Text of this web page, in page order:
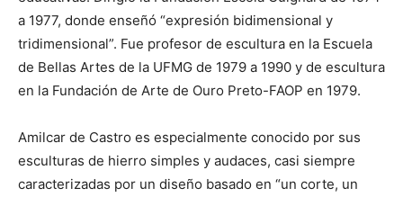
a 1977, donde enseñó “expresión bidimensional y
tridimensional”. Fue profesor de escultura en la Escuela
de Bellas Artes de la UFMG de 1979 a 1990 y de escultura
en la Fundación de Arte de Ouro Preto-FAOP en 1979.
Amilcar de Castro es especialmente conocido por sus
esculturas de hierro simples y audaces, casi siempre
caracterizadas por un diseño basado en “un corte, un